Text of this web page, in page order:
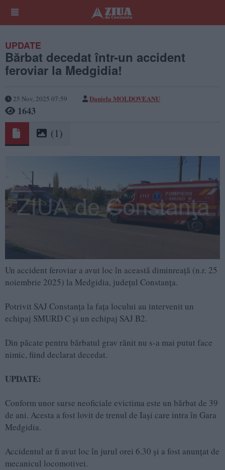
UPDATE
Bărbat decedat într-un accident
feroviar la Medgidia!
25 Nov, 2025 07:59 Daniela MOLDOVEANU
1643
(1)
Un accident feroviar a avut loc în această diminreață (n.r. 25
noiembrie 2025) la Medgidia, județul Constanța.
Potrivit SAJ Constanța la fața locului au intervenit un
echipaj SMURD C și un echipaj SAJ B2.
Din păcate pentru bărbatul grav rănit nu s-a mai putut face
nimic, fiind declarat decedat.
UPDATE:
Conform unor surse neoficiale evictima este un bărbat de 39
de ani. Acesta a fost lovit de trenul de Iași care intra în Gara
Medgidia.
Accidentul ar fi avut loc în jurul orei 6.30 și a fost anunțat de
mecanicul locomotivei.